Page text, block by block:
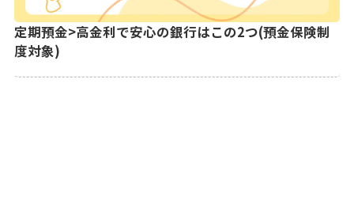
定期預金>高金利で安心の銀行はこの2つ(預金保険制
度対象)